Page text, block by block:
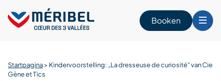
content
Booken
Startpagina> Kindervoorstelling: „La dresseuse de curiosité“ van Cie
Gène et Tics